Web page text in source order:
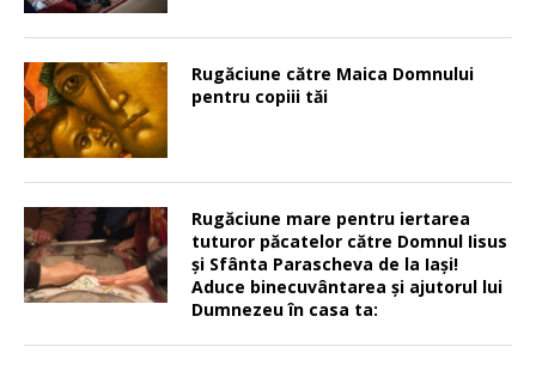
Rugăciune către Maica Domnului
pentru copiii tăi
Rugăciune mare pentru iertarea
tuturor păcatelor către Domnul Iisus
şi Sfânta Parascheva de la Iaşi!
Aduce binecuvântarea şi ajutorul lui
Dumnezeu în casa ta: